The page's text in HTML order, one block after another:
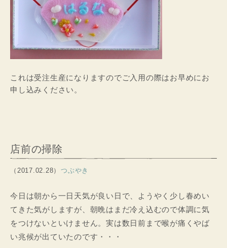
これは受注生産になりますのでご入用の際はお早めにお
申し込みください。
店前の掃除
（2017.02.28） つぶやき
今日は朝から一日天気が良い日で、ようやく少し春めい
てきた気がしますが、朝晩はまだ冷え込むので体調に気
をつけないといけません。実は数日前まで喉が痛くやば
い兆候が出ていたのです・・・